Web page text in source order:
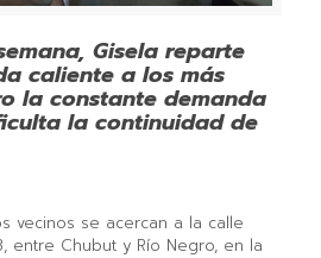
Gisela reparte
caliente a los más
la constante demanda
la continuidad de
vecinos se acercan a la calle
entre Chubut y Río Negro, en la